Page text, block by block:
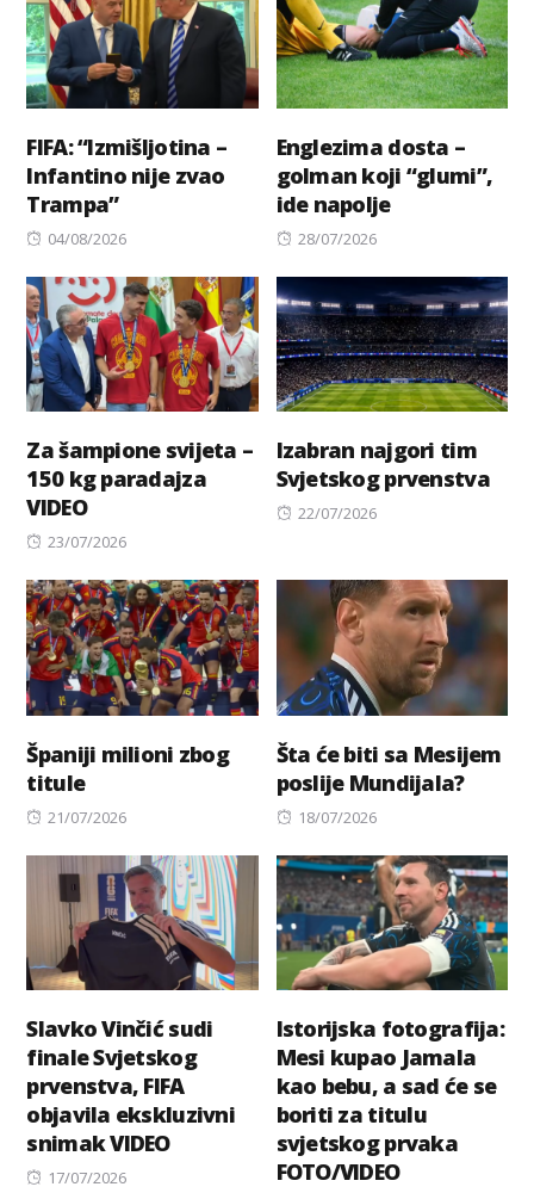
FIFA: “Izmišljotina –
Infantino nije zvao
Trampa”
Posted
04/08/2026
Englezima dosta –
golman koji “glumi”,
ide napolje
Posted
28/07/2026
Za šampione svijeta –
150 kg paradajza
VIDEO
Posted
23/07/2026
Izabran najgori tim
Svjetskog prvenstva
Posted
22/07/2026
Španiji milioni zbog
titule
Posted
21/07/2026
Šta će biti sa Mesijem
poslije Mundijala?
Posted
18/07/2026
Slavko Vinčić sudi
finale Svjetskog
prvenstva, FIFA
objavila ekskluzivni
snimak VIDEO
Posted
17/07/2026
Istorijska fotografija:
Mesi kupao Jamala
kao bebu, a sad će se
boriti za titulu
svjetskog prvaka
FOTO/VIDEO